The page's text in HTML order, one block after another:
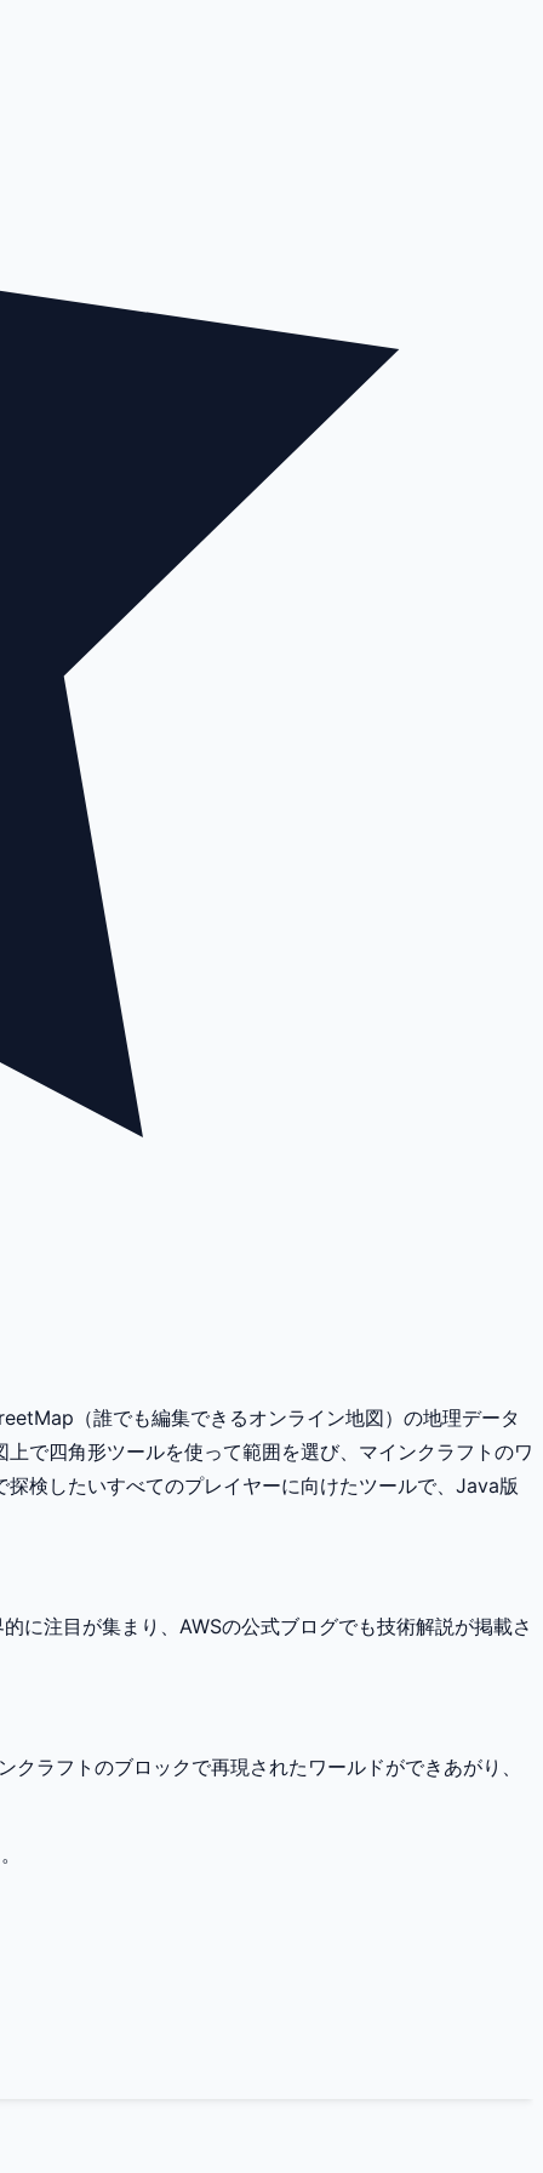
（誰でも編集できるオンライン地図）の地理データ
で四角形ツールを使って範囲を選び、マインクラフトのワ
検したいすべてのプレイヤーに向けたツールで、Java版
注目が集まり、AWSの公式ブログでも技術解説が掲載さ
ラフトのブロックで再現されたワールドができあがり、